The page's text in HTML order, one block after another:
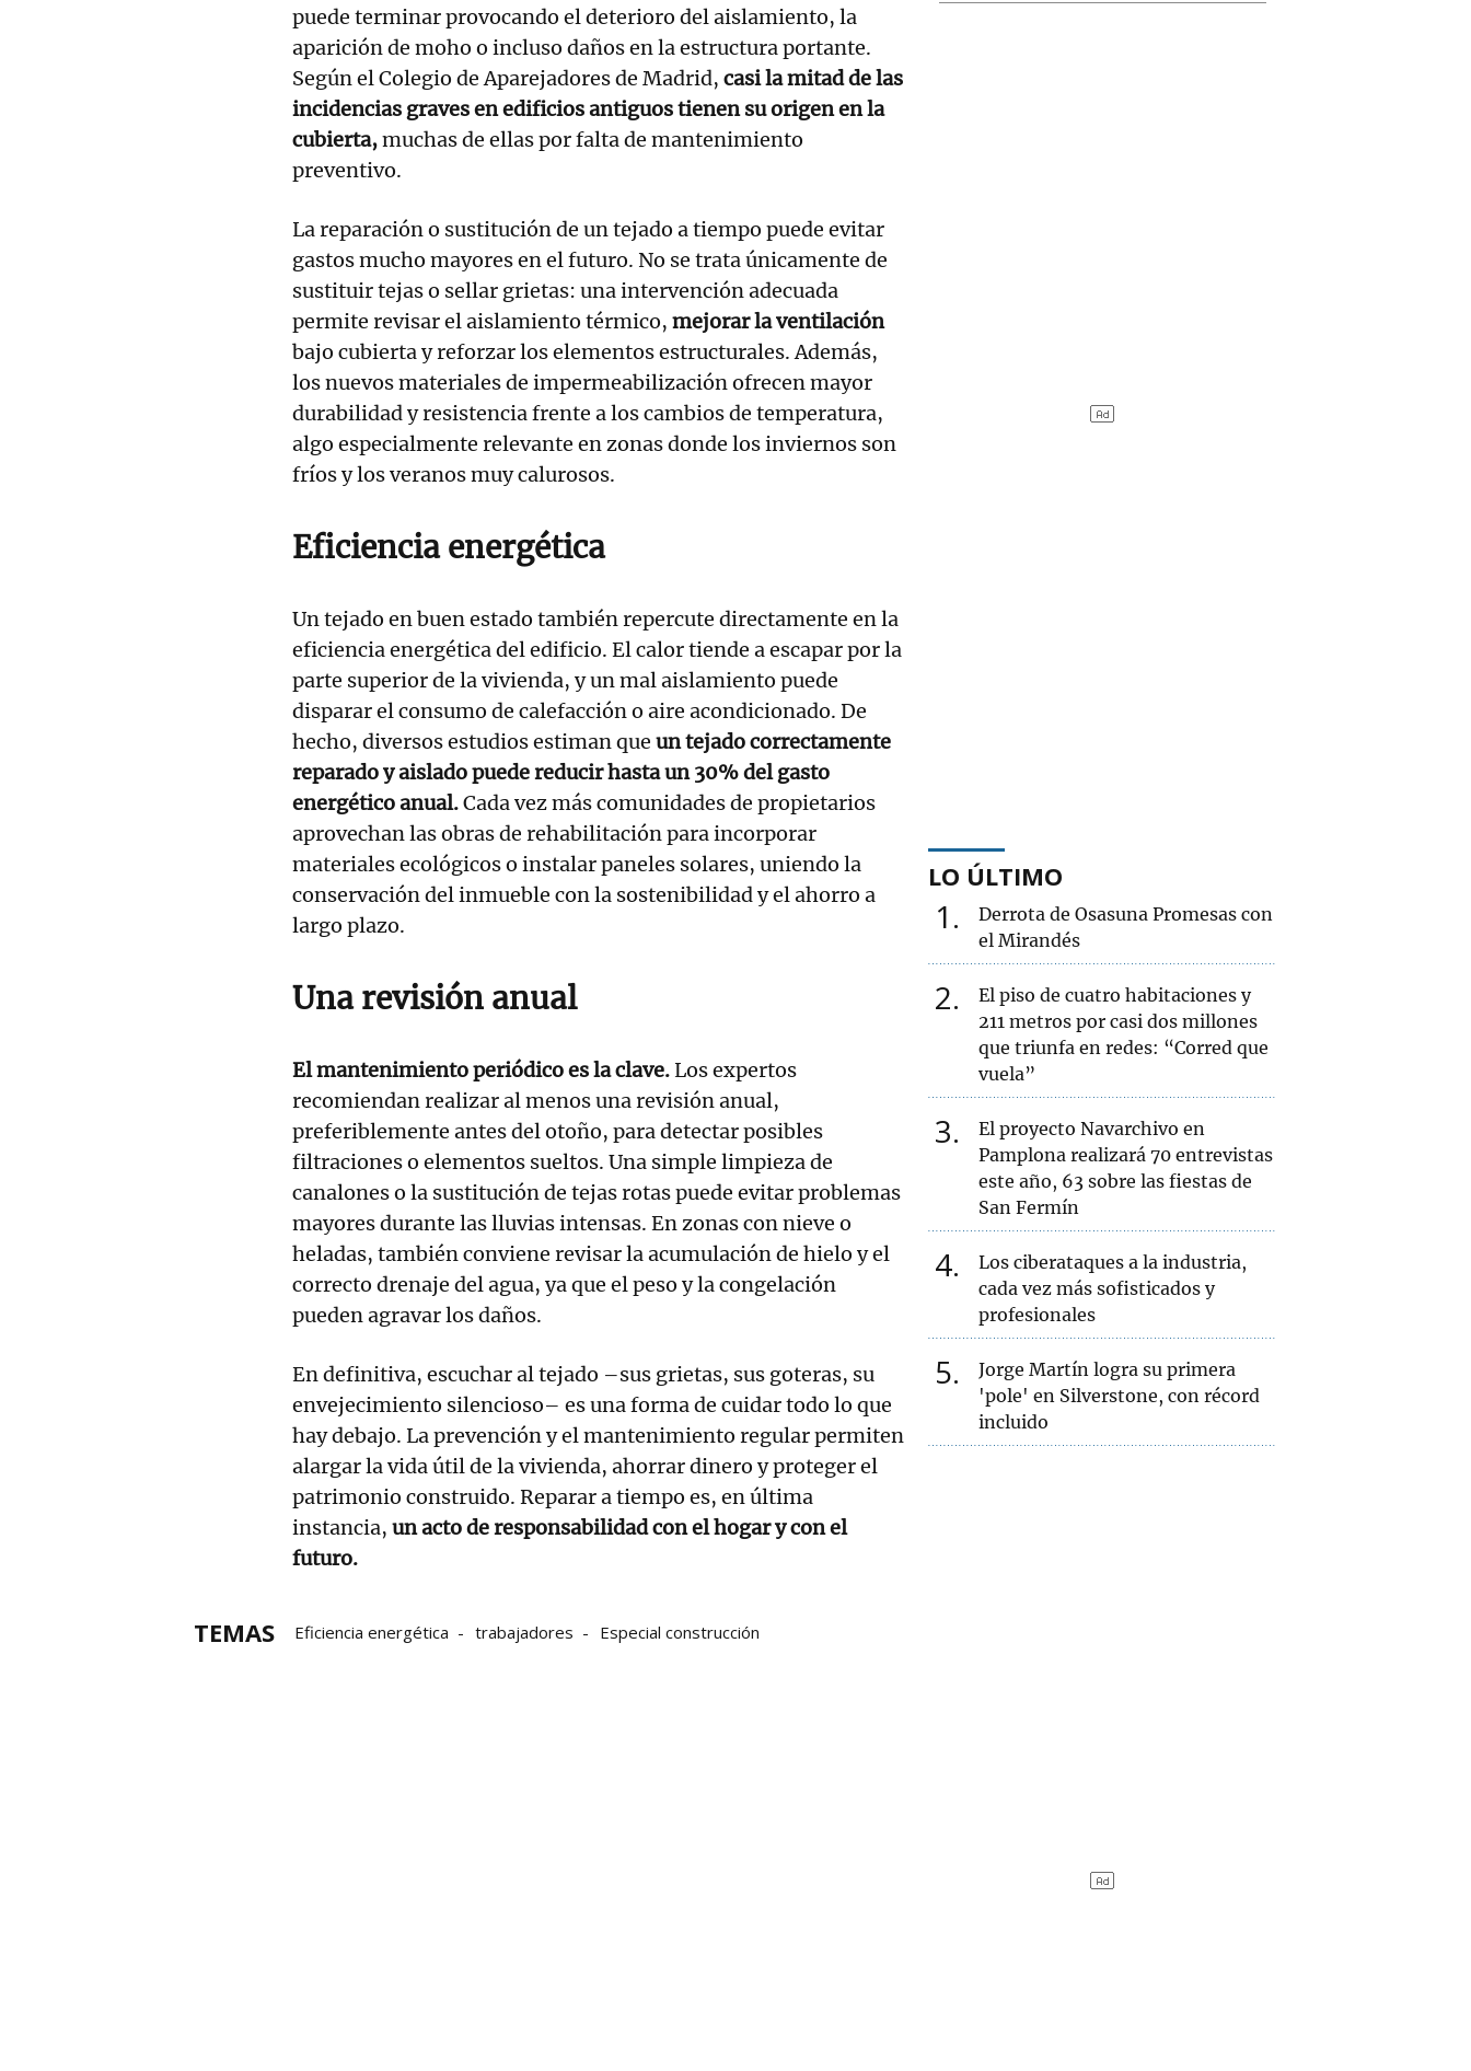
puede terminar provocando el deterioro del aislamiento, la
aparición de moho o incluso daños en la estructura portante.
Según el Colegio de Aparejadores de Madrid, casi la mitad de las
incidencias graves en edificios antiguos tienen su origen en la
cubierta,muchas de ellas por falta de mantenimiento
preventivo.
La reparación o sustitución de un tejado a tiempo puede evitar
gastos mucho mayores en el futuro. No se trata únicamente de
sustituir tejas o sellar grietas: una intervención adecuada
permite revisar el aislamiento térmico, mejorar la ventilación
bajo cubierta y reforzar los elementos estructurales. Además,
los nuevos materiales de impermeabilización ofrecen mayor
durabilidad y resistencia frente a los cambios de temperatura,
algo especialmente relevante en zonas donde los inviernos son
fríos y los veranos muy calurosos.
Eficiencia energética
Un tejado en buen estado también repercute directamente en la
eficiencia energética del edificio. El calor tiende a escapar por la
parte superior de la vivienda, y un mal aislamiento puede
disparar el consumo de calefacción o aire acondicionado. De
hecho, diversos estudios estiman que un tejado correctamente
reparado y aislado puede reducir hasta un 30% del gasto
energético anual.Cada vez más comunidades de propietarios
aprovechan las obras de rehabilitación para incorporar
materiales ecológicos o instalar paneles solares, uniendo la
conservación del inmueble con la sostenibilidad y el ahorro a
largo plazo.
Una revisión anual
El mantenimiento periódico es la clave.Los expertos
recomiendan realizar al menos una revisión anual,
preferiblemente antes del otoño, para detectar posibles
filtraciones o elementos sueltos. Una simple limpieza de
canalones o la sustitución de tejas rotas puede evitar problemas
mayores durante las lluvias intensas. En zonas con nieve o
heladas, también conviene revisar la acumulación de hielo y el
correcto drenaje del agua, ya que el peso y la congelación
pueden agravar los daños.
En definitiva, escuchar al tejado –sus grietas, sus goteras, su
envejecimiento silencioso– es una forma de cuidar todo lo que
hay debajo. La prevención y el mantenimiento regular permiten
alargar la vida útil de la vivienda, ahorrar dinero y proteger el
patrimonio construido. Reparar a tiempo es, en última
instancia, un acto de responsabilidad con el hogar y con el
futuro.
TEMAS Eficiencia energética trabajadores Especial construcción
LO ÚLTIMO
1
Derrota de Osasuna Promesas con
el Mirandés
2
El piso de cuatro habitaciones y
211 metros por casi dos millones
que triunfa en redes: “Corred que
vuela”
3
El proyecto Navarchivo en
Pamplona realizará 70 entrevistas
este año, 63 sobre las fiestas de
San Fermín
4
Los ciberataques a la industria,
cada vez más sofisticados y
profesionales
5
Jorge Martín logra su primera
'pole' en Silverstone, con récord
incluido